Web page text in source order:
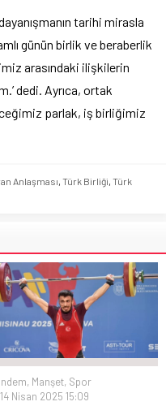
tarihi mirasla
günün birlik ve beraberlik
arasındaki ilişkilerin
dedi. Ayrıca, ortak
parlak, iş birliğimiz
Anlaşması, Türk Birliği, Türk
, Manşet, Spor
14 Nisan 2025 15:09